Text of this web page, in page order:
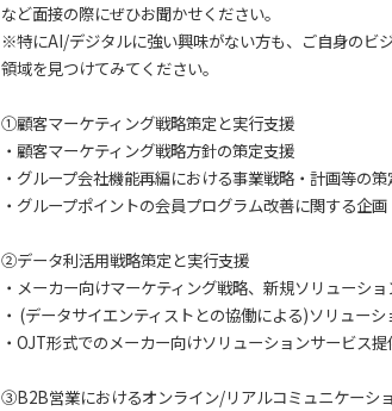
など面接の際にぜひお聞かせください。
※特にAI/デジタルに強い興味がない方も、ご自身のビ
領域を見つけてみてください。
①顧客マーケティング戦略策定と実行支援
・顧客マーケティング戦略方針の策定支援
・グループ会社機能再編における事業戦略・計画等の
・グループポイントの会員プログラム改善に関する企
➁データ利活用戦略策定と実行支援
・メーカー向けマーケティング戦略、新規ソリューシ
・ (データサイエンティストとの協働による)ソリュー
・OJT形式でのメーカー向けソリューションサービス
③B2B営業におけるオンライン/リアルコミュニケーシ